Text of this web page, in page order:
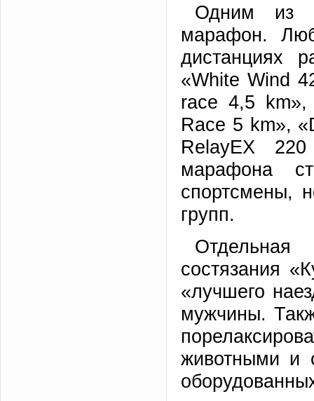
Одним из
марафон.
дистанциях
«White Wind
race 4,5
Race 5 km»,
RelayEX
марафона
спортсмены,
групп.
состязания
«лучшего
мужчины.
животными и